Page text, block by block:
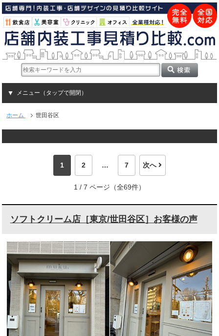
メニュー（タップで開閉）
ホーム 世田谷区
1 2 … 7 次へ
1 / 7 ページ（全69件）
ソフトクリーム店［東京/世田谷区］お客様の声